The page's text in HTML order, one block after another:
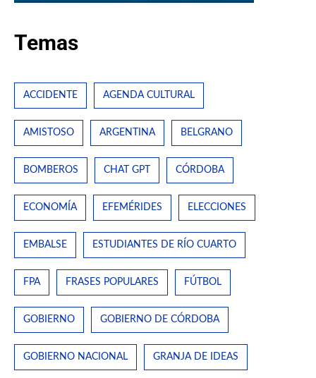
Temas
ACCIDENTE AGENDA CULTURAL
AMISTOSO ARGENTINA BELGRANO
BOMBEROS CHAT GPT CÓRDOBA
ECONOMÍA EFEMÉRIDES ELECCIONES
EMBALSE ESTUDIANTES DE RÍO CUARTO
FPA FRASES POPULARES FÚTBOL
GOBIERNO GOBIERNO DE CÓRDOBA
GOBIERNO NACIONAL GRANJA DE IDEAS